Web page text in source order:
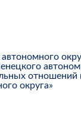
отношений
округа»